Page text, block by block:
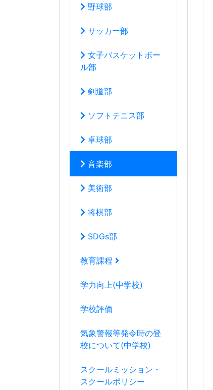
野球部
サッカー部
女子バスケットボー
ル部
剣道部
ソフトテニス部
卓球部
音楽部
美術部
将棋部
SDGs部
教育課程
学力向上(中学校)
学校評価
気象警報等発令時の登
校について(中学校)
スクールミッション・
スクールポリシー